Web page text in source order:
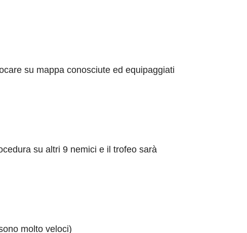
su mappa conosciute ed equipaggiati
su altri 9 nemici e il trofeo sarà
molto veloci)